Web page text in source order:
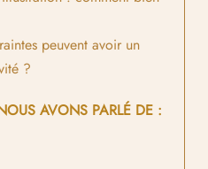
peuvent avoir un
?
AVONS PARLÉ DE :